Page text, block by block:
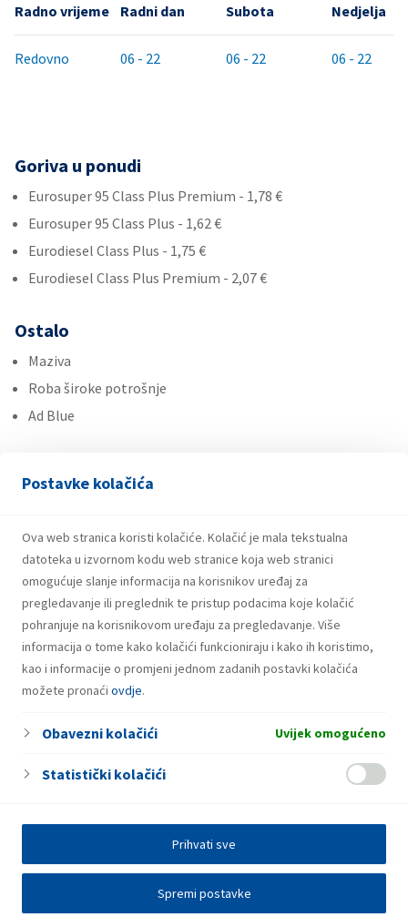
Postavke kolačića
Ova web stranica koristi kolačiće. Kolačić je mala tekstualna
datoteka u izvornom kodu web stranice koja web stranici
omogućuje slanje informacija na korisnikov uređaj za
pregledavanje ili preglednik te pristup podacima koje kolačić
pohranjuje na korisnikovom uređaju za pregledavanje. Više
informacija o tome kako kolačići funkcioniraju i kako ih koristimo,
kao i informacije o promjeni jednom zadanih postavki kolačića
možete pronaći ovdje.
Obavezni kolačići Uvijek omogućeno
Statistički kolačići
Spremi postavke
Prihvati sve
Radno vrijeme Radni dan Subota Nedjelja
Redovno 06 - 22 06 - 22 06 - 22
Goriva u ponudi
Eurosuper 95 Class Plus Premium - 1,78 €
Eurosuper 95 Class Plus - 1,62 €
Eurodiesel Class Plus - 1,75 €
Eurodiesel Class Plus Premium - 2,07 €
Ostalo
Maziva
Roba široke potrošnje
Ad Blue
Fresh Corner